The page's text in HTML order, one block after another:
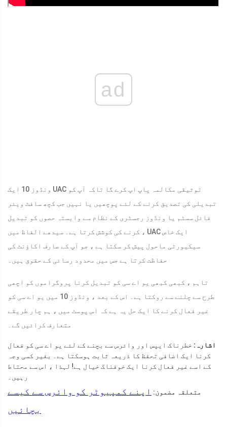
ad
ونڈوز 10 ایک UAC توثیقی مکالمہ پاپ اپ کرے گا تاکہ آپ کو
تبدیلی کی تصدیق کرنے کے لئے پوچھیں یا نہیں جب کچھ سافٹ ویئر
فائل سسٹم یا ونڈوز رجسٹری کے نظام سے وابستہ حصوں کو تبدیل
کرنے کی کوشش کرتا ہے۔ سیدھے الفاظ میں ، UAC ایک خاص
سیکیورٹی ماحول پیش کر سکتا ہے ، جو آپ کے صارف اکاؤنٹ کی
حفاظت کرتا ہے جس میں محدود رسائی کے حقوق ہیں۔
تاہم ، کبھی کبھی یو اے سی کو تبدیل کرنا پروگراموں کو اچھی
طرح سے چلنے سے روکتا ہے۔ اس کے بعد ، ونڈوز 10 میں یو اے سی کو
غیر فعال کرنے کا ایک حل یہ ہے کہ اس پوسٹ میں ، ہم چار طریقے
متعارف کرائیں گے۔
اشارہ: خطرناک ایپس اور وائرس سے بچنے کے لئے یو اے سی کو فعال
کرنا ایک اضافی تحفظ کا ذریعہ ثابت ہوسکتا ہے۔ بغیر کسی وجہ
کے اسے غیر فعال کرنا ایک خوفناک خیال ہے! لہذا ، اس سے محتاط
رہیں۔
متعلقہ مضمون: اپنے کمپیوٹر کو وائرس سے کیسے
بچائیں